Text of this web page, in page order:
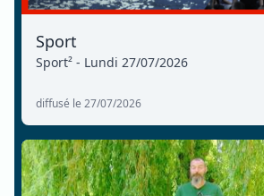
Sport
Sport² - Lundi 27/07/2026
diffusé le 27/07/2026